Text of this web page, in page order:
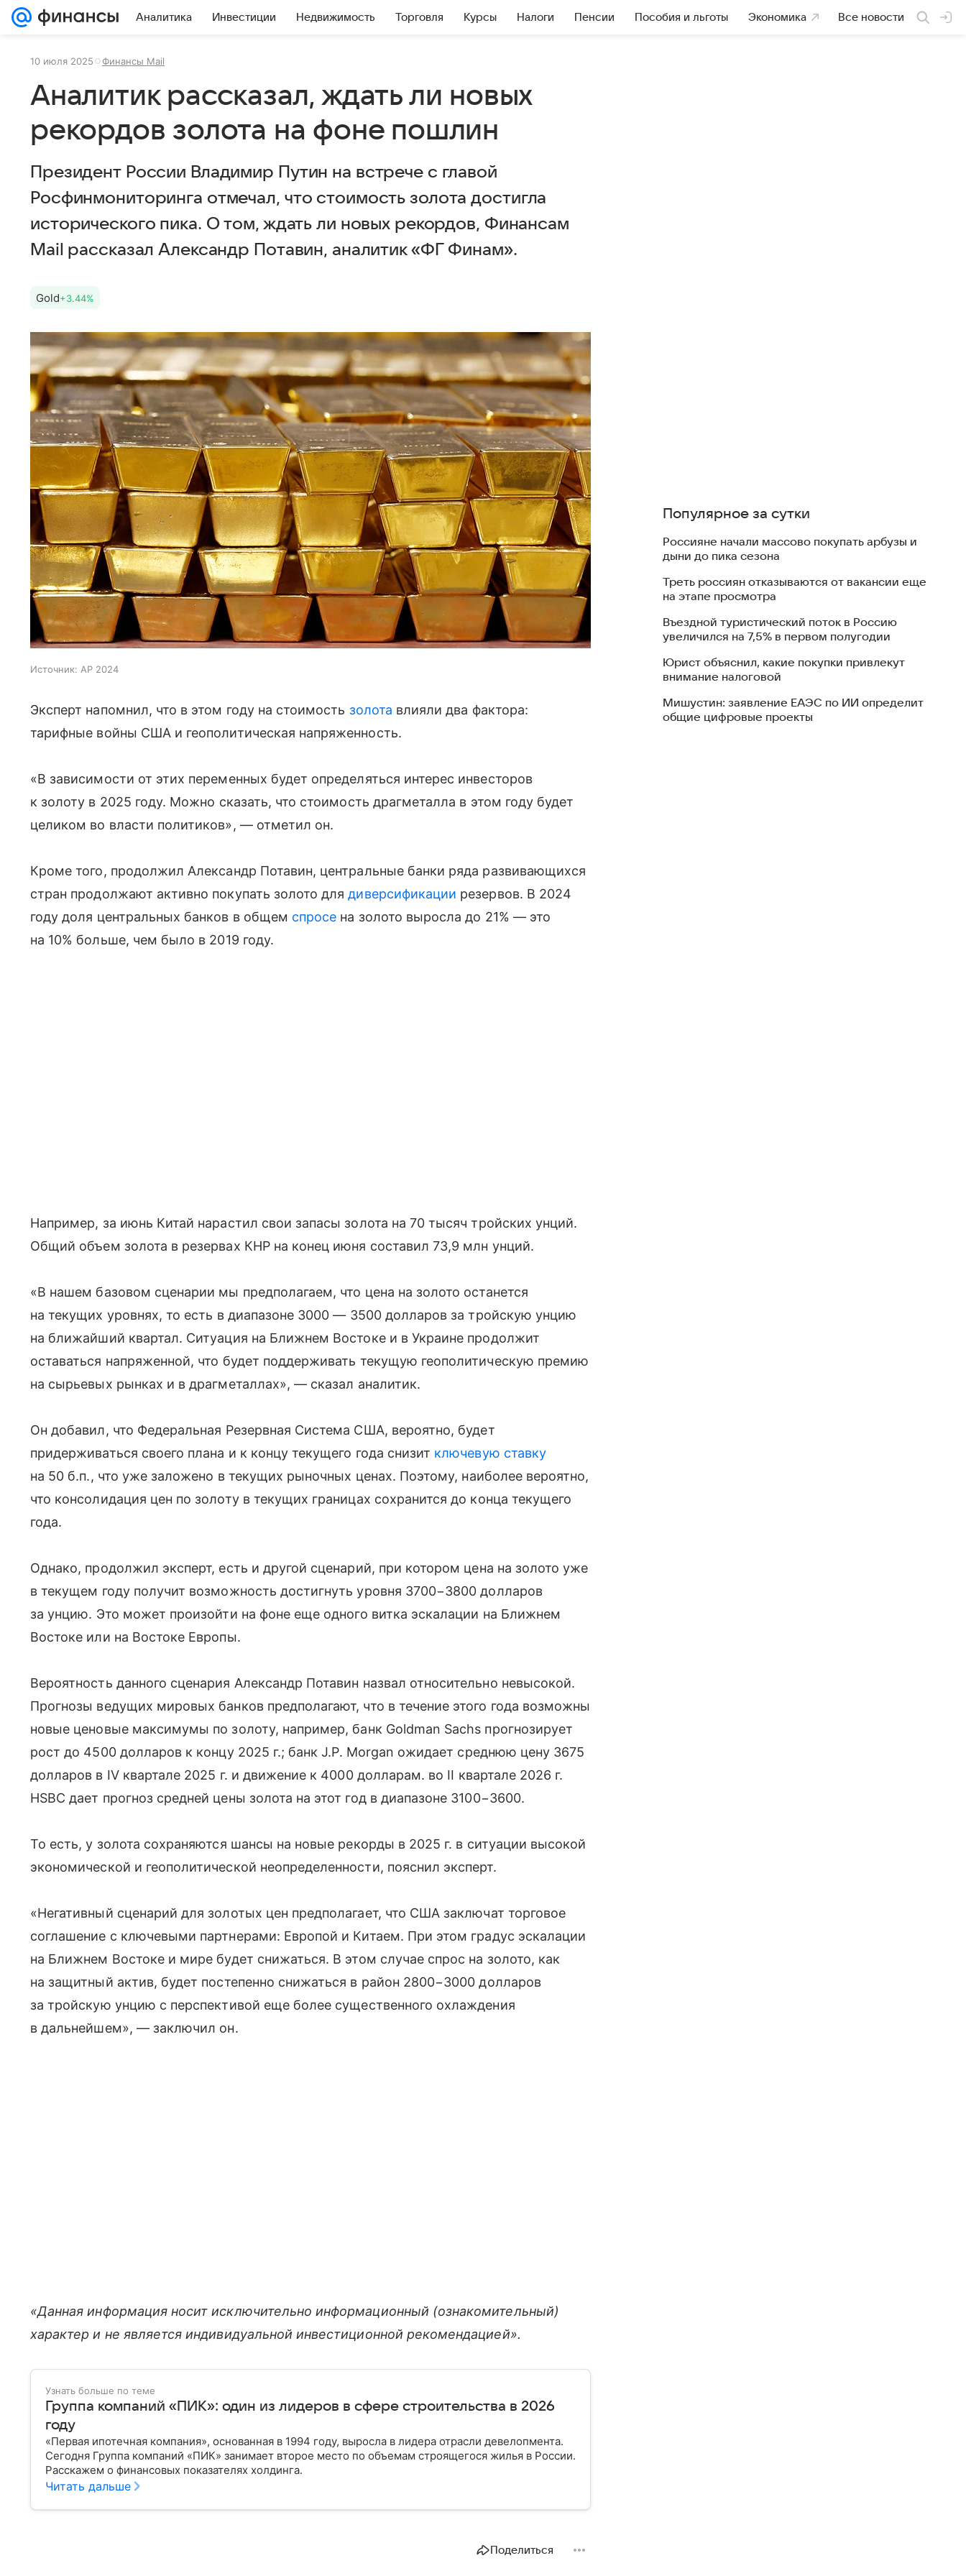
Аналитика Инвестиции Недвижимость Торговля Курсы Налоги Пенсии Пособия и льготы Экономика Все новости
10 июля 2025 Финансы Mail
Аналитик рассказал, ждать ли новых
рекордов золота на фоне пошлин
Президент России Владимир Путин на встрече с главой
Росфинмониторинга отмечал, что стоимость золота достигла
исторического пика. О том, ждать ли новых рекордов, Финансам
Mail рассказал Александр Потавин, аналитик «ФГ Финам».
Gold+3.44%
Источник: AP 2024
Эксперт напомнил, что в этом году на стоимость золота влияли два фактора:
тарифные войны США и геополитическая напряженность.
«В зависимости от этих переменных будет определяться интерес инвесторов
к золоту в 2025 году. Можно сказать, что стоимость драгметалла в этом году будет
целиком во власти политиков», — отметил он.
Кроме того, продолжил Александр Потавин, центральные банки ряда развивающихся
стран продолжают активно покупать золото длядиверсификации резервов. В 2024
году доля центральных банков в общем спросе на золото выросла до 21% — это
на 10% больше, чем было в 2019 году.
Например, за июнь Китай нарастил свои запасы золота на 70 тысяч тройских унций.
Общий объем золота в резервах КНР на конец июня составил 73,9 млн унций.
«В нашем базовом сценарии мы предполагаем, что цена на золото останется
на текущих уровнях, то есть в диапазоне 3000 — 3500 долларов за тройскую унцию
на ближайший квартал. Ситуация на Ближнем Востоке и в Украине продолжит
оставаться напряженной, что будет поддерживать текущую геополитическую премию
на сырьевых рынках и в драгметаллах», — сказал аналитик.
Он добавил, что Федеральная Резервная Система США, вероятно, будет
придерживаться своего плана и к концу текущего года снизит ключевую ставку
на 50 б.п., что уже заложено в текущих рыночных ценах. Поэтому, наиболее вероятно,
что консолидация цен по золоту в текущих границах сохранится до конца текущего
года.
Однако, продолжил эксперт, есть и другой сценарий, при котором цена на золото уже
в текущем году получит возможность достигнуть уровня 3700−3800 долларов
за унцию. Это может произойти на фоне еще одного витка эскалации на Ближнем
Востоке или на Востоке Европы.
Вероятность данного сценария Александр Потавин назвал относительно невысокой.
Прогнозы ведущих мировых банков предполагают, что в течение этого года возможны
новые ценовые максимумы по золоту, например, банк Goldman Sachs прогнозирует
рост до 4500 долларов к концу 2025 г.; банк J.P. Morgan ожидает среднюю цену 3675
долларов в IV квартале 2025 г. и движение к 4000 долларам. во II квартале 2026 г.
HSBC дает прогноз средней цены золота на этот год в диапазоне 3100−3600.
То есть, у золота сохраняются шансы на новые рекорды в 2025 г. в ситуации высокой
экономической и геополитической неопределенности, пояснил эксперт.
«Негативный сценарий для золотых цен предполагает, что США заключат торговое
соглашение с ключевыми партнерами: Европой и Китаем. При этом градус эскалации
на Ближнем Востоке и мире будет снижаться. В этом случае спрос на золото, как
на защитный актив, будет постепенно снижаться в район 2800−3000 долларов
за тройскую унцию с перспективой еще более существенного охлаждения
в дальнейшем», — заключил он.
«Данная информация носит исключительно информационный (ознакомительный)
характер и не является индивидуальной инвестиционной рекомендацией».
Узнать больше по теме
Группа компаний «ПИК»: один из лидеров в сфере строительства в 2026
году
«Первая ипотечная компания», основанная в 1994 году, выросла в лидера отрасли девелопмента.
Сегодня Группа компаний «ПИК» занимает второе место по объемам строящегося жилья в России.
Расскажем о финансовых показателях холдинга.
Читать дальше
Поделиться
Популярное за сутки
Россияне начали массово покупать арбузы и
дыни до пика сезона
Треть россиян отказываются от вакансии еще
на этапе просмотра
Въездной туристический поток в Россию
увеличился на 7,5% в первом полугодии
Юрист объяснил, какие покупки привлекут
внимание налоговой
Мишустин: заявление ЕАЭС по ИИ определит
общие цифровые проекты